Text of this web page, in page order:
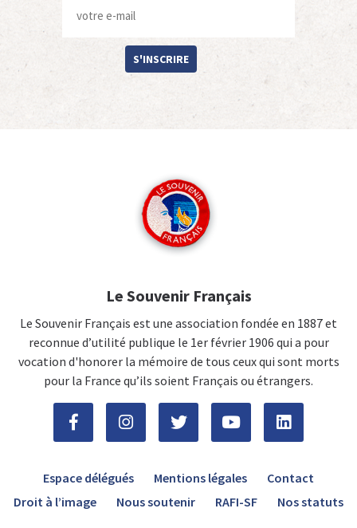
S'INSCRIRE
Le Souvenir Français
Le Souvenir Français est une association fondée en 1887 et
reconnue d’utilité publique le 1er février 1906 qui a pour
vocation d'honorer la mémoire de tous ceux qui sont morts
pour la France qu’ils soient Français ou étrangers.
Espace délégués Mentions légales
Contact
Droit à l’image
Nous soutenir RAFI-SF Nos statuts